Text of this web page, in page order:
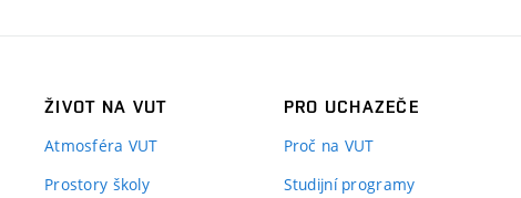
ŽIVOT NA VUT
Atmosféra VUT
Prostory školy
PRO UCHAZEČE
Proč na VUT
Studijní programy